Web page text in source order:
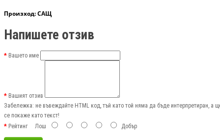
Произход: САЩ
Напишете отзив
Вашето име
Вашият отзив
Забележка: не въвеждайте HTML код, тъй като той няма да бъде интерпретиран, а
се покаже като текст!
РейтингЛош Добър